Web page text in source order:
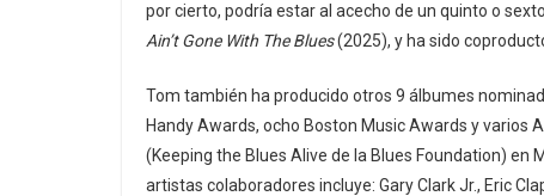
por cierto, podría estar al acecho de un quinto o
Ain’t Gone With The Blues(2025), y ha sido
Tom también ha producido otros 9 álbumes
Handy Awards, ocho Boston Music Awards y varios
(Keeping the Blues Alive de la Blues Foundation) en
artistas colaboradores incluye: Gary Clark Jr., Eric